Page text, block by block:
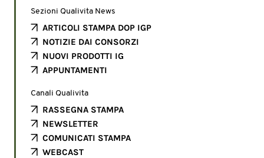
Sezioni Qualivita News
ARTICOLI STAMPA DOP IGP
NOTIZIE DAI CONSORZI
NUOVI PRODOTTI IG
APPUNTAMENTI
Canali Qualivita
RASSEGNA STAMPA
NEWSLETTER
COMUNICATI STAMPA
WEBCAST